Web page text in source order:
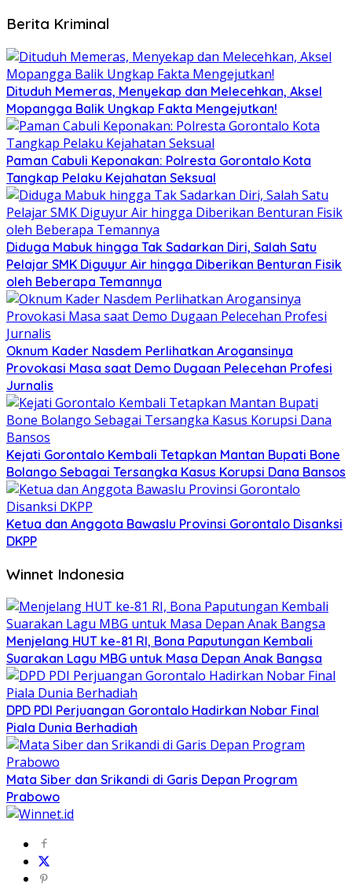
Berita Kriminal
Dituduh Memeras, Menyekap dan Melecehkan, Aksel
Mopangga Balik Ungkap Fakta Mengejutkan!
Paman Cabuli Keponakan: Polresta Gorontalo Kota
Tangkap Pelaku Kejahatan Seksual
Diduga Mabuk hingga Tak Sadarkan Diri, Salah Satu
Pelajar SMK Diguyur Air hingga Diberikan Benturan Fisik
oleh Beberapa Temannya
Oknum Kader Nasdem Perlihatkan Arogansinya
Provokasi Masa saat Demo Dugaan Pelecehan Profesi
Jurnalis
Kejati Gorontalo Kembali Tetapkan Mantan Bupati Bone
Bolango Sebagai Tersangka Kasus Korupsi Dana Bansos
Ketua dan Anggota Bawaslu Provinsi Gorontalo Disanksi
DKPP
Winnet Indonesia
Menjelang HUT ke-81 RI, Bona Paputungan Kembali
Suarakan Lagu MBG untuk Masa Depan Anak Bangsa
DPD PDI Perjuangan Gorontalo Hadirkan Nobar Final
Piala Dunia Berhadiah
Mata Siber dan Srikandi di Garis Depan Program
Prabowo